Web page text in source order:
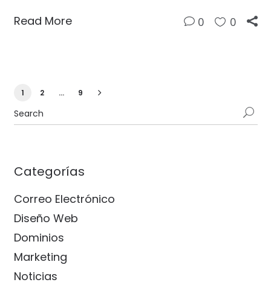
Read More 0 0
1 2 … 9
Categorías
Correo Electrónico
Diseño Web
Dominios
Marketing
Noticias